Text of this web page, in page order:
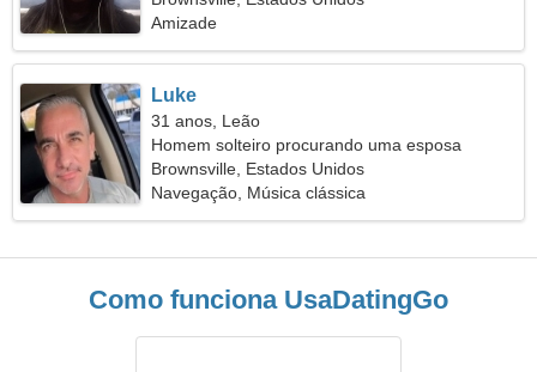
Amizade
Luke
31 anos, Leão
Homem solteiro procurando uma esposa
Brownsville, Estados Unidos
Navegação, Música clássica
Como funciona UsaDatingGo